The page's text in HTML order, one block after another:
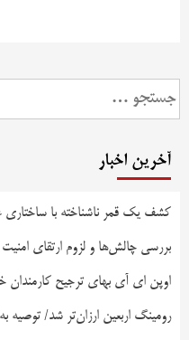
آخرین اخبار
کشف یک قمر ناشناخته با
بررسی چالش‌ها و لزوم ارتقای
اوپن ای آی بهای ترجیح کارمندان
رومینگ اربعین ارزان‌تر شد/ توصیه